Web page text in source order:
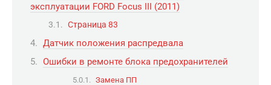
эксплуатации FORD Focus III (2011)
Страница 83
Датчик положения распредвала
Ошибки в ремонте блока предохранителей
Замена ПП